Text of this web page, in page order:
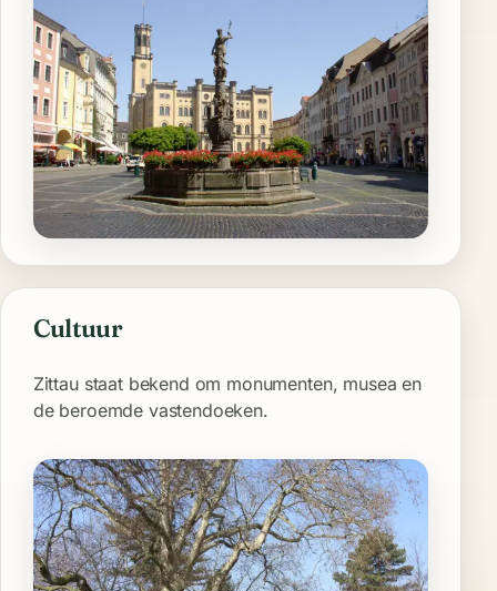
Cultuur
Zittau staat bekend om monumenten, musea en
de beroemde vastendoeken.